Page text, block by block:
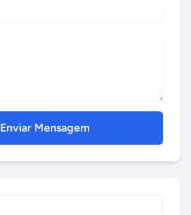
Enviar Mensagem